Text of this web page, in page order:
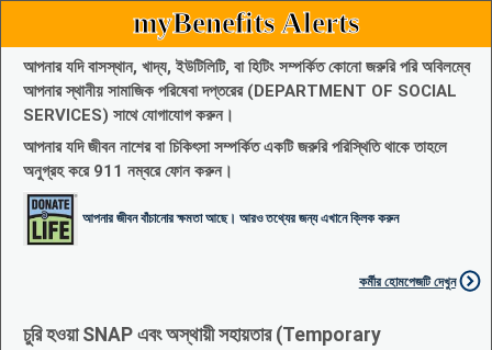
myBenefits Alerts
আপনার যদি বাসস্থান, খাদ্য, ইউটিলিটি, বা হিটিং সম্পর্কিত কোনো জরুরি পরি অবিলম্বে
আপনার স্থানীয় সামাজিক পরিষেবা দপ্তরের (DEPARTMENT OF SOCIAL
SERVICES) সাথে যোগাযোগ করুন।
আপনার যদি জীবন নাশের বা চিকিৎসা সম্পর্কিত একটি জরুরি পরিস্থিতি থাকে তাহলে
অনুগ্রহ করে 911 নম্বরে ফোন করুন।
আপনার জীবন বাঁচানোর ক্ষমতা আছে। আরও তথ্যের জন্য এখানে ক্লিক করুন
কর্মীর হোমপেজটি দেখুন
চুরি হওয়া SNAP এবং অস্থায়ী সহায়তার (Temporary